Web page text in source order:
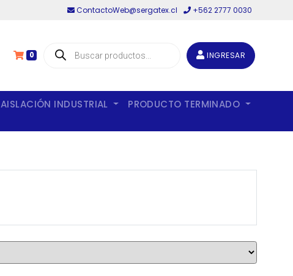
ContactoWeb@sergatex.cl +562 2777 0030
0
Búsqueda
de INGRESAR
AISLACIÓN INDUSTRIAL PRODUCTO TERMINADO